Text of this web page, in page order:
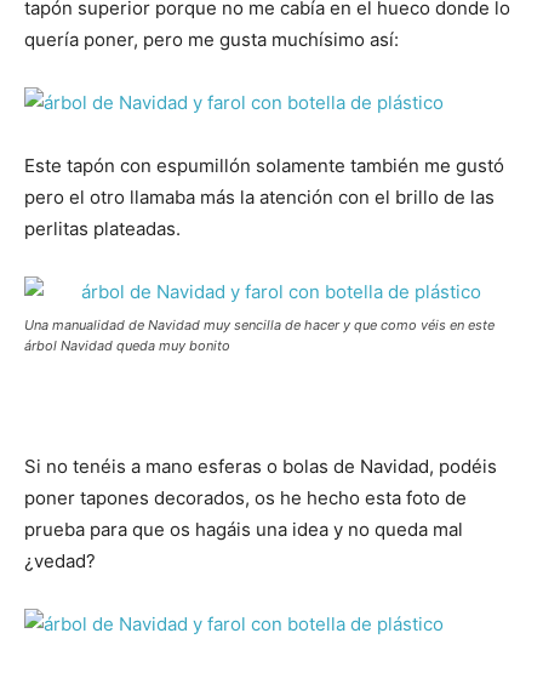
tapón superior porque no me cabía en el hueco donde lo
quería poner, pero me gusta muchísimo así:
Este tapón con espumillón solamente también me gustó
pero el otro llamaba más la atención con el brillo de las
perlitas plateadas.
Una manualidad de Navidad muy sencilla de hacer y que como véis en este
árbol Navidad queda muy bonito
Si no tenéis a mano esferas o bolas de Navidad, podéis
poner tapones decorados, os he hecho esta foto de
prueba para que os hagáis una idea y no queda mal
¿vedad?